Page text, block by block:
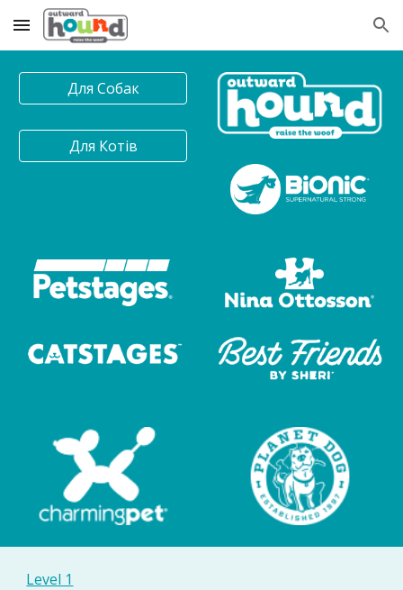
Skip to main content Skip to navigation
Для Собак
Для Котів
Level 1